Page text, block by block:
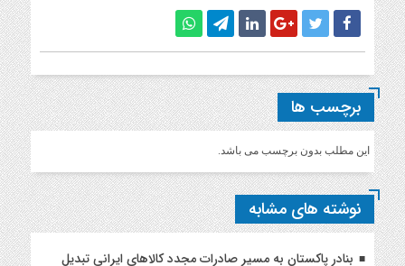
برچسب ها
این مطلب بدون برچسب می باشد.
نوشته های مشابه
بنادر پاکستان به مسیر صادرات مجدد کالاهای ایرانی تبدیل